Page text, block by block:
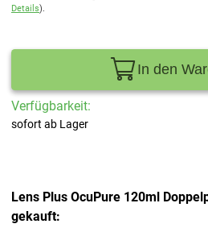
Details).
In den
Verfügbarkeit:
sofort ab Lager
Lens Plus OcuPure 120ml
gekauft: